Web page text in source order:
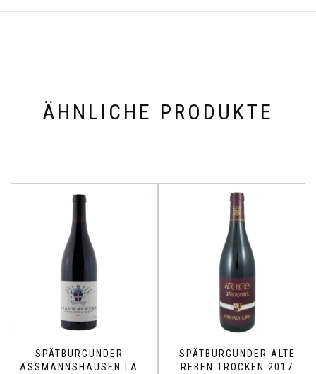
ÄHNLICHE PRODUKTE
SPÄTBURGUNDER
ASSMANNSHAUSEN LA
SPÄTBURGUNDER ALTE
REBEN TROCKEN 2017